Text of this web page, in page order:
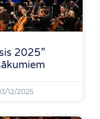
2025”
12/2025